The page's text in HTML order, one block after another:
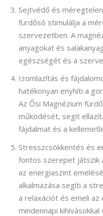
Sejtvédő és
fürdősó stimulálja a
szervezetben. A
anyagokat és
egészségét és a
Izomlazítás és
hatékonyan enyhíti a
Az Ősi Magnézium
működését, segít
fájdalmat és a
Stresszcsökkentés és
fontos szerepet játszik
az energiaszint
alkalmazása segíti a
a relaxációt és emeli
mindennapi